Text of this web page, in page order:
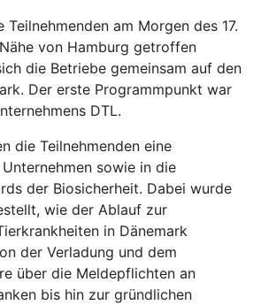
Teilnehmenden am Morgen des 17.
von Hamburg getroffen
die Betriebe gemeinsam auf den
Der erste Programmpunkt war
DTL.
die Teilnehmenden eine
sowie in die
der Biosicherheit. Dabei wurde
wie der Ablauf zur
in Dänemark
der Verladung und dem
über die Meldepflichten an
bis hin zur gründlichen